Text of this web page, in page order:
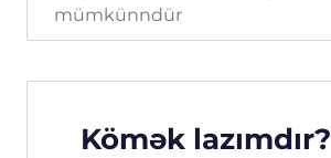
mümkünndür
Kömək lazımdır?